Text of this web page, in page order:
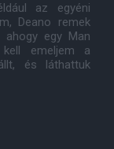
az egyéni
Deano remek
egy Man
kell emeljem a
és láthattuk